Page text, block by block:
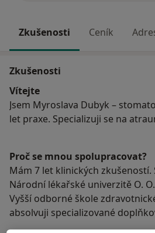
Zkušenosti Ceník
Zkušenosti
Vítejte
Jsem Myroslava Dubyk –
let praxe. Specializuji se na
Proč se mnou spolupracovat?
Mám 7 let klinických zkušeností.
Národní lékařské univerzitě O.
Vyšší odborné škole
absolvuji specializované